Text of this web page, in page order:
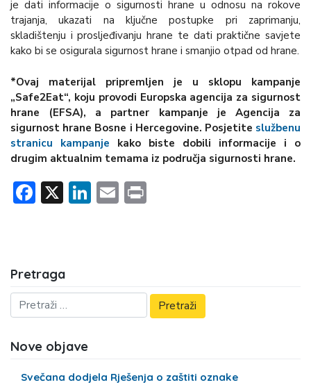
je dati informacije o sigurnosti hrane u odnosu na rokove
trajanja, ukazati na ključne postupke pri zaprimanju,
skladištenju i prosljeđivanju hrane te dati praktične savjete
kako bi se osigurala sigurnost hrane i smanjio otpad od hrane.
*Ovaj materijal pripremljen je u sklopu kampanje
„Safe2Eat“, koju provodi Europska agencija za sigurnost
hrane (EFSA), a partner kampanje je Agencija za
sigurnost hrane Bosne i Hercegovine. Posjetite službenu
stranicu kampanje kako biste dobili informacije i o
drugim aktualnim temama iz područja sigurnosti hrane.
Facebook
X LinkedIn
Email
Pretraga
Nove objave
Svečana dodjela Rješenja o zaštiti oznake